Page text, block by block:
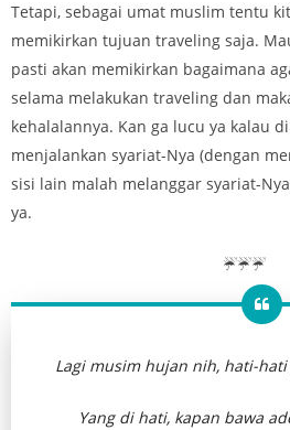
Tetapi, sebagai umat muslim tentu
memikirkan tujuan traveling saja.
pasti akan memikirkan bagaimana
selama melakukan traveling dan
kehalalannya. Kan ga lucu ya kalau
menjalankan syariat-Nya (dengan
sisi lain malah melanggar syariat-
ya.
☔☔☔
Lagi musim hujan nih, hati-
Yang di hati, kapan bawa